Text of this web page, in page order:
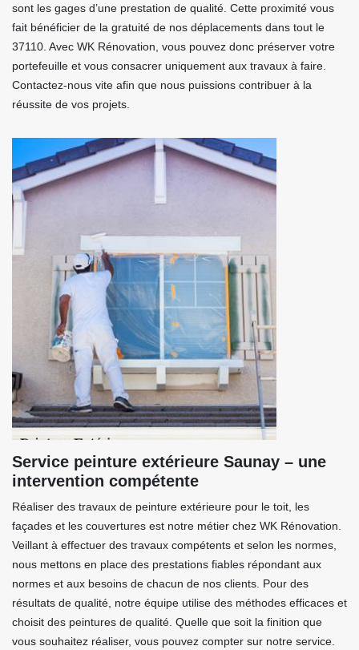
sont les gages d’une prestation de qualité. Cette proximité vous
fait bénéficier de la gratuité de nos déplacements dans tout le
37110. Avec WK Rénovation, vous pouvez donc préserver votre
portefeuille et vous consacrer uniquement aux travaux à faire.
Contactez-nous vite afin que nous puissions contribuer à la
réussite de vos projets.
Service peinture extérieure Saunay – une
intervention compétente
Réaliser des travaux de peinture extérieure pour le toit, les
façades et les couvertures est notre métier chez WK Rénovation.
Veillant à effectuer des travaux compétents et selon les normes,
nous mettons en place des prestations fiables répondant aux
normes et aux besoins de chacun de nos clients. Pour des
résultats de qualité, notre équipe utilise des méthodes efficaces et
choisit des peintures de qualité. Quelle que soit la finition que
vous souhaitez réaliser, vous pouvez compter sur notre service.